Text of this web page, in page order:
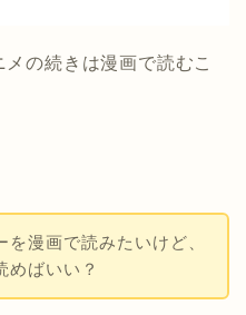
の続きは漫画で読むこ
漫画で読みたいけど、
めばいい？